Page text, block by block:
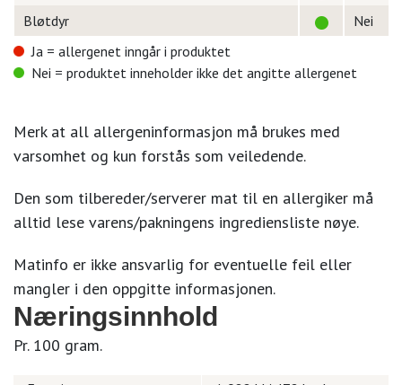
Bløtdyr
Nei
Ja = allergenet inngår i produktet
Nei = produktet inneholder ikke det angitte allergenet
Merk at all allergeninformasjon må brukes med
varsomhet og kun forstås som veiledende.
Den som tilbereder/serverer mat til en allergiker må
alltid lese varens/pakningens ingrediensliste nøye.
Matinfo er ikke ansvarlig for eventuelle feil eller
mangler i den oppgitte informasjonen.
Næringsinnhold
Pr. 100 gram.